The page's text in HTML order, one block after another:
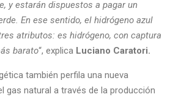
y estarán dispuestos a pagar un
En ese sentido, el hidrógeno azul
atributos: es hidrógeno, con captura
barato“, explica Luciano Caratori.
también perfila una nueva
gas natural a través de la producción